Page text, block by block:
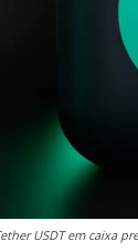
USDT em caixa